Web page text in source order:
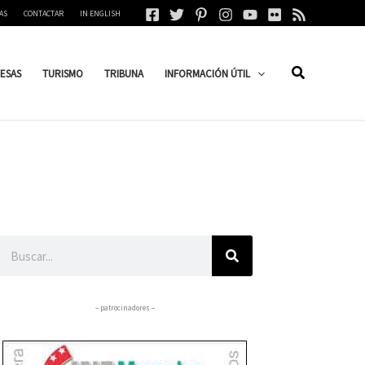
CONTACTAR IN ENGLISH
TURISMO TRIBUNA INFORMACIÓN ÚTIL
– patrocinadores –